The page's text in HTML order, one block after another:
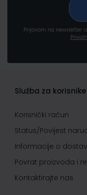
Prijavom na newsletter
Služba za korisnike
Korisnički račun
Status/Povijest
Informacije o
Povrat proizvoda i
Kontaktirajte nas